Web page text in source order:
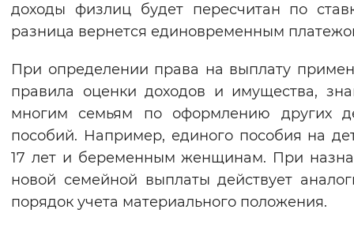
доходы физлиц будет пересчитан по
разница вернется единовременным
При определении права на выплату
правила оценки доходов и имущества,
многим семьям по оформлению других
пособий. Например, единого пособия на
17 лет и беременным женщинам. При
новой семейной выплаты действует
порядок учета материального положения.